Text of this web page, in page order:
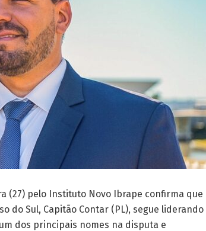
(27) pelo Instituto Novo Ibrape confirma que
do Sul, Capitão Contar (PL), segue liderando
dos principais nomes na disputa e